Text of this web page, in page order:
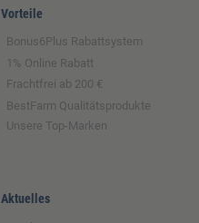
Vorteile
Bonus6Plus Rabattsystem
1% Online Rabatt
Frachtfrei ab 200 €
BestFarm Qualitätsprodukte
Unsere Top-Marken
Aktuelles